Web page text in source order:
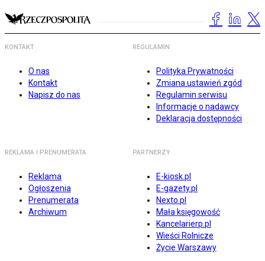
KONTAKT
O nas
Kontakt
Napisz do nas
REGULAMIN
Polityka Prywatności
Zmiana ustawień zgód
Regulamin serwisu
Informacje o nadawcy
Deklaracja dostępności
REKLAMA I PRENUMERATA
Reklama
Ogłoszenia
Prenumerata
Archiwum
PARTNERZY
E-kiosk.pl
E-gazety.pl
Nexto.pl
Mała księgowość
Kancelarierp.pl
Wieści Rolnicze
Życie Warszawy